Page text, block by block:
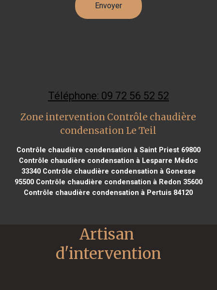
Téléphone: 09 72 56 52 52
Zone intervention Contrôle chaudière
condensation Le Teil
Contrôle chaudière condensation à Saint Priest 69800
Contrôle chaudière condensation à Lesparre Médoc
33340Contrôle chaudière condensation à Gonesse
95500Contrôle chaudière condensation à Redon 35600
Contrôle chaudière condensation à Pertuis 84120
Artisan
d'intervention